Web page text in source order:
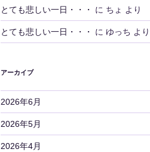
とても悲しい一日・・・ に ちょ より
とても悲しい一日・・・ に ゆっち より
アーカイブ
2026年6月
2026年5月
2026年4月